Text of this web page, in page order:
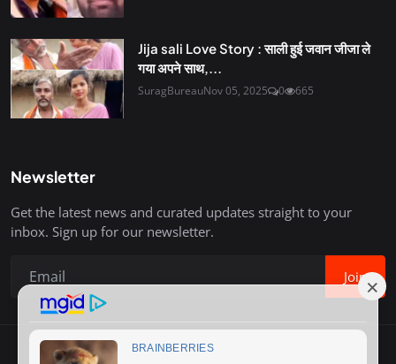
Jija sali Love Story : साली हुई जवान जीजा ले
गया अपने साथ,...
SuragBureauNov 05, 2025 0 665
Newsletter
Get the latest news and curated updates straight to your
inbox. Sign up for our newsletter.
Join